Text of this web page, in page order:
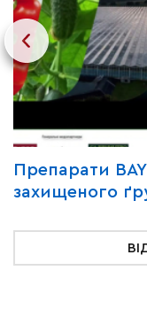
Препарати
захищеного